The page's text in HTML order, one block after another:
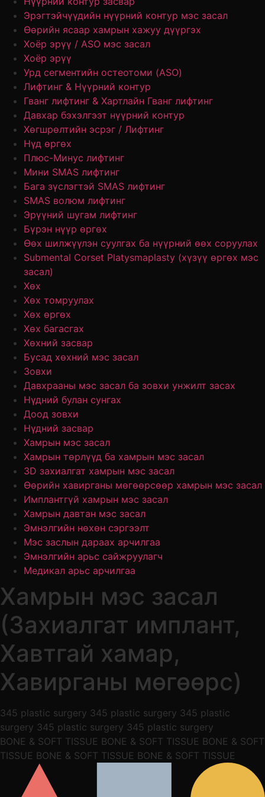
Эрэгтэйчүүдийн нүүрний контур мэс засал
Өөрийн ясаар хамрын хажуу дүүргэх
Хоёр эрүү / ASO мэс засал
Хоёр эрүү
Урд сегментийн остеотоми (ASO)
Лифтинг & Нүүрний контур
Гванг лифтинг & Хартлайн Гванг лифтинг
Давхар бэхэлгээт нүүрний контур
Хөгшрөлтийн эсрэг / Лифтинг
Нүд өргөх
Плюс-Минус лифтинг
Мини SMAS лифтинг
Бага зүслэгтэй SMAS лифтинг
SMAS волюм лифтинг
Эрүүний шугам лифтинг
Бүрэн нүүр өргөх
Өөх шилжүүлэн суулгах ба нүүрний өөх соруулах
Submental Corset Platysmaplasty (хүзүү өргөх мэс
засал)
Хөх
Хөх томруулах
Хөх өргөх
Хөх багасгах
Хөхний засвар
Бусад хөхний мэс засал
Зовхи
Давхрааны мэс засал ба зовхи унжилт засах
Нүдний булан сунгах
Доод зовхи
Нүдний засвар
Хамрын мэс засал
Хамрын төрлүүд ба хамрын мэс засал
3D захиалгат хамрын мэс засал
Өөрийн хавирганы мөгөөрсөөр хамрын мэс засал
Имплантгүй хамрын мэс засал
Хамрын давтан мэс засал
Эмнэлгийн нөхөн сэргээлт
Мэс заслын дараах арчилгаа
Эмнэлгийн арьс сайжруулагч
Медикал арьс арчилгаа
Хамрын мэс засал
(Захиалгат имплант,
Хавтгай хамар,
Хавирганы мөгөөрс)
345 plastic surgery 345 plastic surgery 345 plastic
surgery 345 plastic surgery 345 plastic surgery
BONE & SOFT TISSUE BONE & SOFT TISSUE BONE & SOFT
TISSUE BONE & SOFT TISSUE BONE & SOFT TISSUE